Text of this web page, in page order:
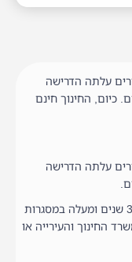
עלתה הדרישה
ישראל מגיל 3 חודשים. כיום, החינוך חינם
עלתה הדרישה
כיום, החינוך חינם בגיל הרך מתחיל מגיל 3 שנים ומעלה במסגרות
החינוך והעירייה או